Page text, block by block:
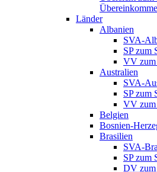
Länder
Albanien
SVA-
SP zum
VV zum
Australien
SVA-
SP zum
VV zum
Belgien
Bosnien-
Brasilien
SVA-
SP zum
DV zum